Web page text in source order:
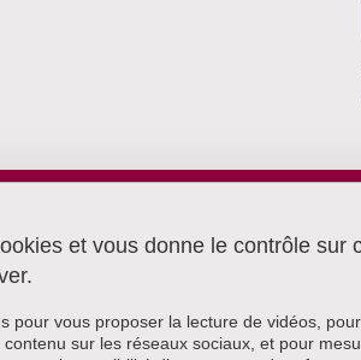
Alpes
Plan du
Données
et vous donne le contrôle sur
pour vous proposer la lecture de vidéos,
sur les réseaux sociaux, et pour